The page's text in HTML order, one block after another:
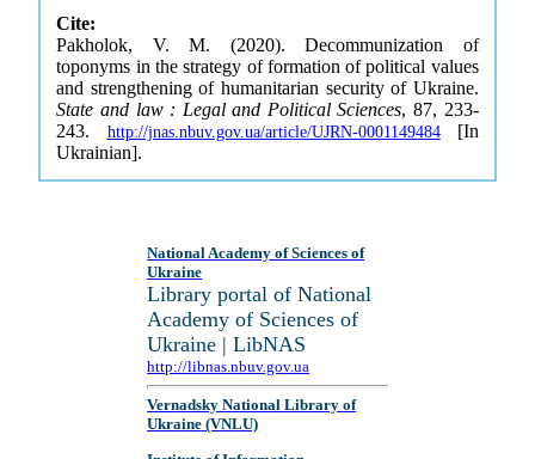
Cite:
Pakholok, V. M. (2020). Decommunization of
toponyms in the strategy of formation of political values
and strengthening of humanitarian security of Ukraine.
State and law : Legal and Political Sciences, 87, 233-
243. http://jnas.nbuv.gov.ua/article/UJRN-0001149484[In
Ukrainian].
National Academy of Sciences of
Ukraine
Library portal of National
Academy of Sciences of
Ukraine | LibNAS
http://libnas.nbuv.gov.ua
Vernadsky National Library of
Ukraine (VNLU)